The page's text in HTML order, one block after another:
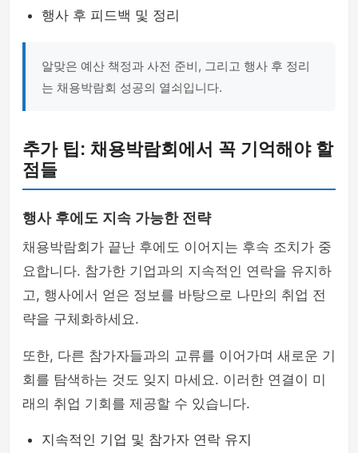
행사 후 피드백 및 정리
알맞은 예산 책정과 사전 준비, 그리고 행사 후 정리
는 채용박람회 성공의 열쇠입니다.
추가 팁: 채용박람회에서 꼭 기억해야 할
점들
행사 후에도 지속 가능한 전략
채용박람회가 끝난 후에도 이어지는 후속 조치가 중
요합니다. 참가한 기업과의 지속적인 연락을 유지하
고, 행사에서 얻은 정보를 바탕으로 나만의 취업 전
략을 구체화하세요.
또한, 다른 참가자들과의 교류를 이어가며 새로운 기
회를 탐색하는 것도 잊지 마세요. 이러한 연결이 미
래의 취업 기회를 제공할 수 있습니다.
지속적인 기업 및 참가자 연락 유지